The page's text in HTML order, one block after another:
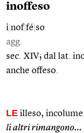
inoffeso
i nof|fé so
agg.
sec. XIV; dal lat.
anche offeso.
LE illeso, incolume
li altri rimangono…